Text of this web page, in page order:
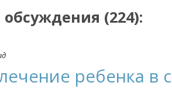
(224):
ребенка в